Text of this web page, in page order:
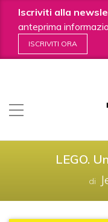
Iscriviti alla
anteprima
ISCRIVITI ORA
contenuti.
|
LEGO.
di